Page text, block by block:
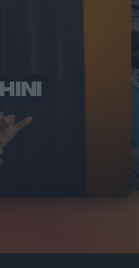
ITALIA
TANKA VILLAGE